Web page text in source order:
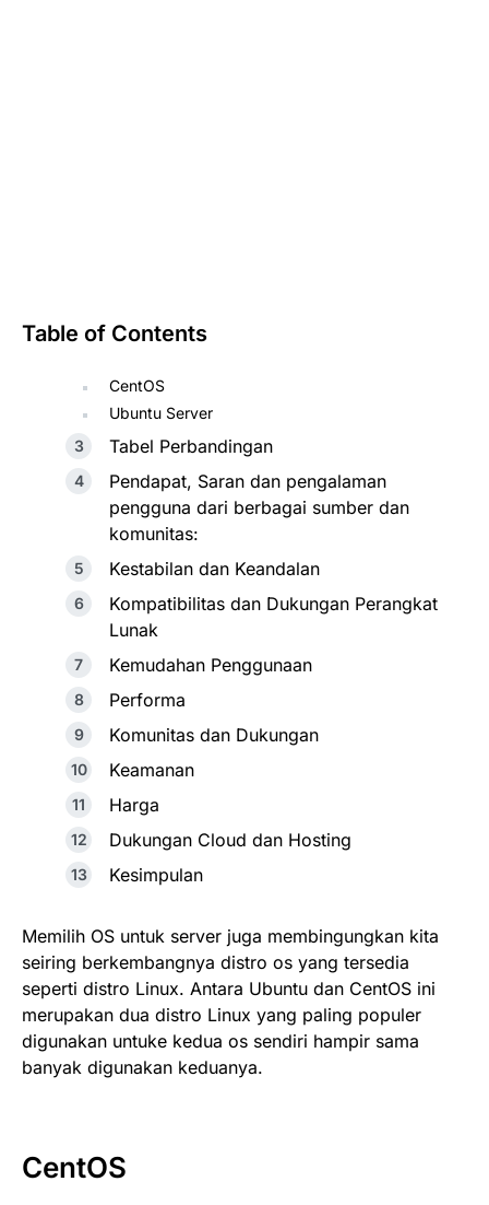
Table of Contents
CentOS
Ubuntu Server
Tabel Perbandingan
Pendapat, Saran dan pengalaman
pengguna dari berbagai sumber dan
komunitas:
Kestabilan dan Keandalan
Kompatibilitas dan Dukungan Perangkat
Lunak
Kemudahan Penggunaan
Performa
Komunitas dan Dukungan
Keamanan
Harga
Dukungan Cloud dan Hosting
Kesimpulan
Memilih OS untuk server juga membingungkan kita
seiring berkembangnya distro os yang tersedia
seperti distro Linux. Antara Ubuntu dan CentOS ini
merupakan dua distro Linux yang paling populer
digunakan untuke kedua os sendiri hampir sama
banyak digunakan keduanya.
CentOS